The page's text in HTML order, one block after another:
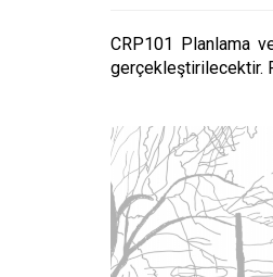
CRP101 Planlama
gerçekleştirilecektir.